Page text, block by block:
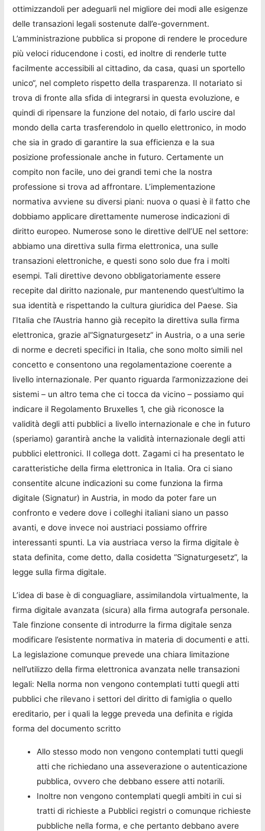
ottimizzandoli per adeguarli nel migliore dei modi alle esigenze
delle transazioni legali sostenute dall’e-government.
L’amministrazione pubblica si propone di rendere le procedure
più veloci riducendone i costi, ed inoltre di renderle tutte
facilmente accessibili al cittadino, da casa, quasi un sportello
unico“, nel completo rispetto della trasparenza. Il notariato si
trova di fronte alla sfida di integrarsi in questa evoluzione, e
quindi di ripensare la funzione del notaio, di farlo uscire dal
mondo della carta trasferendolo in quello elettronico, in modo
che sia in grado di garantire la sua efficienza e la sua
posizione professionale anche in futuro. Certamente un
compito non facile, uno dei grandi temi che la nostra
professione si trova ad affrontare. L’implementazione
normativa avviene su diversi piani: nuova o quasi è il fatto che
dobbiamo applicare direttamente numerose indicazioni di
diritto europeo. Numerose sono le direttive dell’UE nel settore:
abbiamo una direttiva sulla firma elettronica, una sulle
transazioni elettroniche, e questi sono solo due fra i molti
esempi. Tali direttive devono obbligatoriamente essere
recepite dal diritto nazionale, pur mantenendo quest’ultimo la
sua identità e rispettando la cultura giuridica del Paese. Sia
l’Italia che l’Austria hanno già recepito la direttiva sulla firma
elettronica, grazie al“Signaturgesetz“ in Austria, o a una serie
di norme e decreti specifici in Italia, che sono molto simili nel
concetto e consentono una regolamentazione coerente a
livello internazionale. Per quanto riguarda l’armonizzazione dei
sistemi – un altro tema che ci tocca da vicino – possiamo qui
indicare il Regolamento Bruxelles 1, che già riconosce la
validità degli atti pubblici a livello internazionale e che in futuro
(speriamo) garantirà anche la validità internazionale degli atti
pubblici elettronici. Il collega dott. Zagami ci ha presentato le
caratteristiche della firma elettronica in Italia. Ora ci siano
consentite alcune indicazioni su come funziona la firma
digitale (Signatur) in Austria, in modo da poter fare un
confronto e vedere dove i colleghi italiani siano un passo
avanti, e dove invece noi austriaci possiamo offrire
interessanti spunti. La via austriaca verso la firma digitale è
stata definita, come detto, dalla cosidetta “Signaturgesetz”, la
legge sulla firma digitale.
L’idea di base è di conguagliare, assimilandola virtualmente, la
firma digitale avanzata (sicura) alla firma autografa personale.
Tale finzione consente di introdurre la firma digitale senza
modificare l’esistente normativa in materia di documenti e atti.
La legislazione comunque prevede una chiara limitazione
nell’utilizzo della firma elettronica avanzata nelle transazioni
legali: Nella norma non vengono contemplati tutti quegli atti
pubblici che rilevano i settori del diritto di famiglia o quello
ereditario, per i quali la legge preveda una definita e rigida
forma del documento scritto
Allo stesso modo non vengono contemplati tutti quegli
atti che richiedano una asseverazione o autenticazione
pubblica, ovvero che debbano essere atti notarili.
Inoltre non vengono contemplati quegli ambiti in cui si
tratti di richieste a Pubblici registri o comunque richieste
pubbliche nella forma, e che pertanto debbano avere